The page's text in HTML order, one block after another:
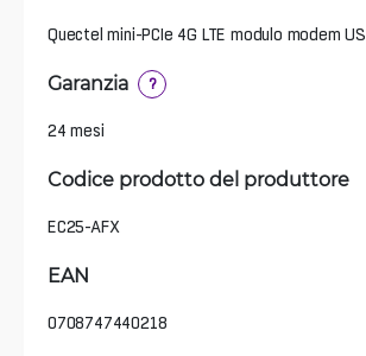
Quectel mini-PCIe 4G LTE modulo modem US
Garanzia ?
24 mesi
Codice prodotto del produttore
EC25-AFX
EAN
0708747440218